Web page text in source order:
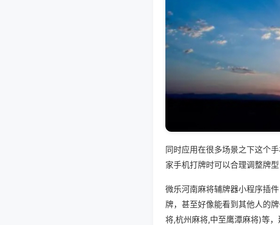
同时应用在很多场景之下这个
家手机打牌时可以合理调整牌
微乐河南麻将辅牌器小程序插
牌，甚至好像能看到其他人的
将,杭州麻将,中至鹰潭麻将)等，